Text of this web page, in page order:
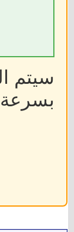
سيتم
بسرعة